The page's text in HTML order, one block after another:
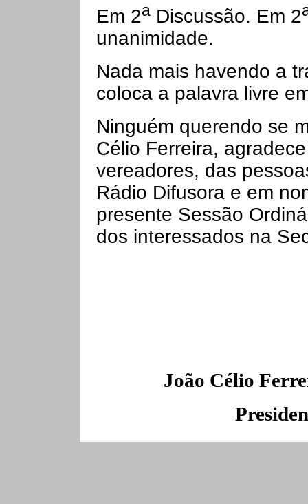
Em 2a Discussão. Em 2
unanimidade.
Nada mais havendo a
coloca a palavra livre
Ninguém querendo se
Célio Ferreira,
vereadores, das
Rádio Difusora e em
presente Sessão
dos interessados na
João Célio